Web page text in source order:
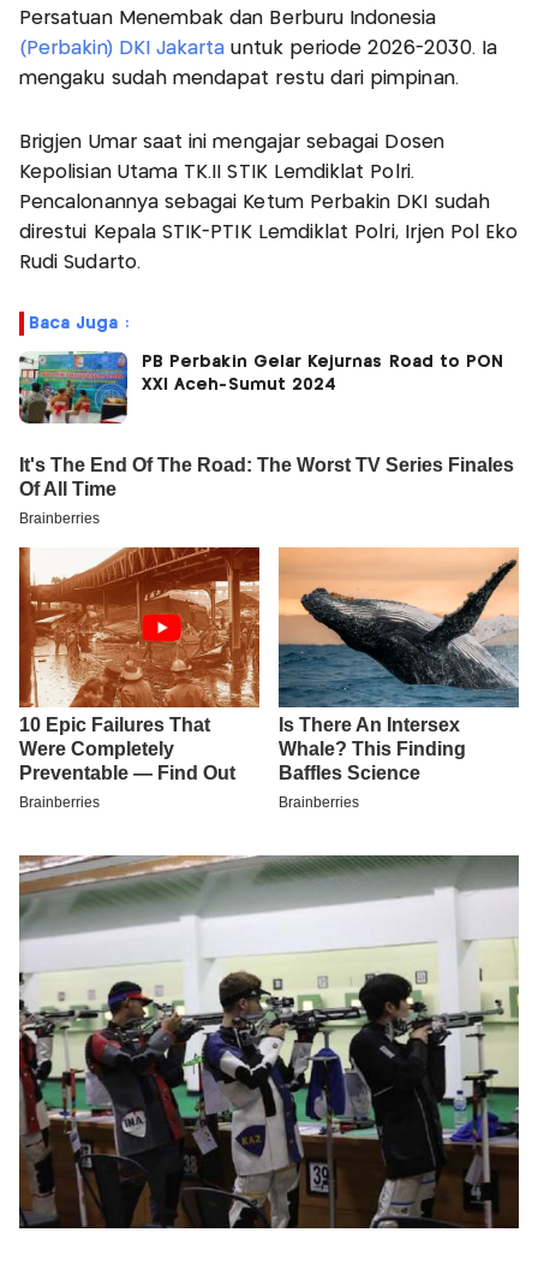
Persatuan Menembak dan Berburu Indonesia
(Perbakin) DKI Jakartauntuk periode 2026-2030. Ia
mengaku sudah mendapat restu dari pimpinan.
Brigjen Umar saat ini mengajar sebagai Dosen
Kepolisian Utama TK.II STIK Lemdiklat Polri.
Pencalonannya sebagai Ketum Perbakin DKI sudah
direstui Kepala STIK-PTIK Lemdiklat Polri, Irjen Pol Eko
Rudi Sudarto.
Baca Juga :
PB Perbakin Gelar Kejurnas Road to PON
XXI Aceh-Sumut 2024